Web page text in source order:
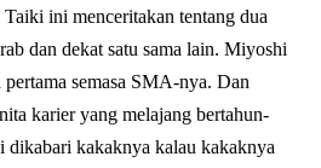
ini menceritakan tentang dua
dan dekat satu sama lain. Miyoshi
semasa SMA-nya. Dan
karier yang melajang bertahun-
dikabari kakaknya kalau kakaknya